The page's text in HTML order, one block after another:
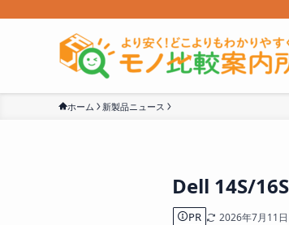
ホーム 新製品ニュース
Dell 14S/
PR 2026年7月11日